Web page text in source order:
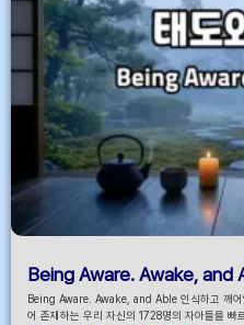
Being Aware. Awake, and
Being Aware. Awake, and Able 인식하고 깨어
어 존재하는 우리 자신의 1728명의 자아들을 빠